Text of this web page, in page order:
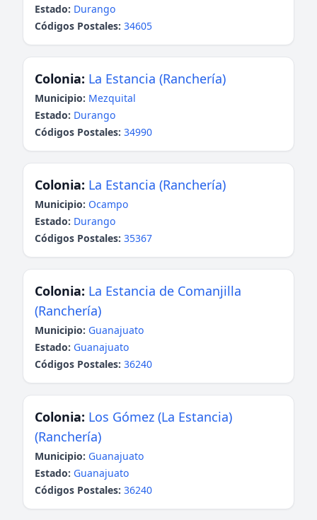
Estado: Durango
Códigos Postales: 34605
Colonia: La Estancia (Ranchería)
Municipio: Mezquital
Estado: Durango
Códigos Postales: 34990
Colonia: La Estancia (Ranchería)
Municipio: Ocampo
Estado: Durango
Códigos Postales: 35367
Colonia: La Estancia de Comanjilla
(Ranchería)
Municipio: Guanajuato
Estado: Guanajuato
Códigos Postales: 36240
Colonia: Los Gómez (La Estancia)
(Ranchería)
Municipio: Guanajuato
Estado: Guanajuato
Códigos Postales: 36240